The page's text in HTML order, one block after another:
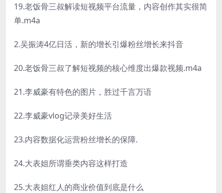
19.老饭骨三叔解读短视频平台流量，内容创作其实很简
单.m4a
2.吴振涛4亿日活，新的增长引爆粉丝增长来抖音
20.老饭骨三叔了解短视频的核心维度出爆款视频.m4a
21.李威豪有特色的图片，胜过千言万语
22.李威豪vlog记录美好生活
23.内容数据化运营粉丝增长的保障.
24.大表姐所谓垂类内容这样打造
25.大表姐红人的商业价值到底是什么